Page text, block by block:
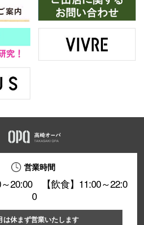
営業時間
～20:00 【飲食】11:00～22:0
0
は休まず営業いたします